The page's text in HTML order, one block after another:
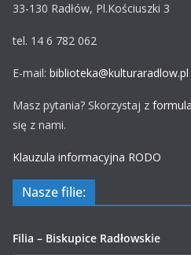
33-130 Radłów, Pl.Kościuszki 3
tel. 14 6 782 062
E-mail: biblioteka@kulturaradlow.pl
Masz pytania? Skorzystaj z
się z nami.
Klauzula informacyjna RODO
Nasze filie:
Filia – Biskupice Radłowskie